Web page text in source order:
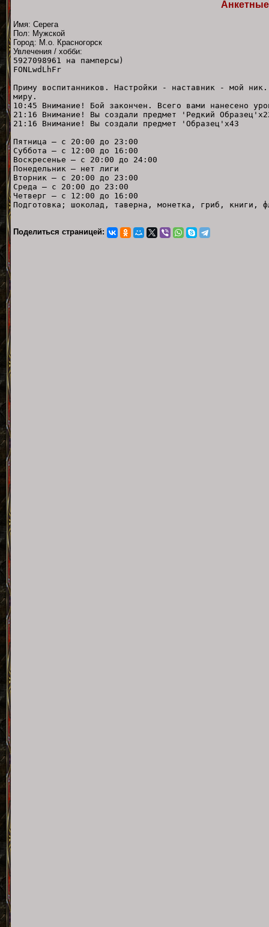
Имя: Серега
Пол: Мужской
Город: М.о. Красногорск
Увлечения / хобби:
5927098961 на памперсы)
FONLwdLhFr
Приму воспитанников. Настройки - наставник - мой
миру.
10:45 Внимание! Бой закончен. Всего вами нанесено
21:16 Внимание! Вы создали предмет 'Редкий
21:16 Внимание! Вы создали предмет 'Образец'x43
Пятница — с 20:00 до 23:00
Суббота — с 12:00 до 16:00
Воскресенье — с 20:00 до 24:00
Понедельник — нет лиги
Вторник — с 20:00 до 23:00
Среда — с 20:00 до 23:00
Четверг — с 12:00 до 16:00
Подготовка; шоколад, таверна, монетка, гриб, книги,
Поделиться страницей: